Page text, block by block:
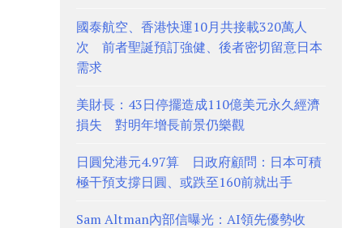
國泰航空、香港快運10月共接載320萬人
次 前者聖誕預訂強健、後者密切留意日本
需求
美財長：43日停擺造成110億美元永久經濟
損失 對明年增長前景仍樂觀
日圓兌港元4.97算 日政府顧問：日本可積
極干預支撐日圓、或跌至160前就出手
Sam Altman內部信曝光：AI領先優勢收